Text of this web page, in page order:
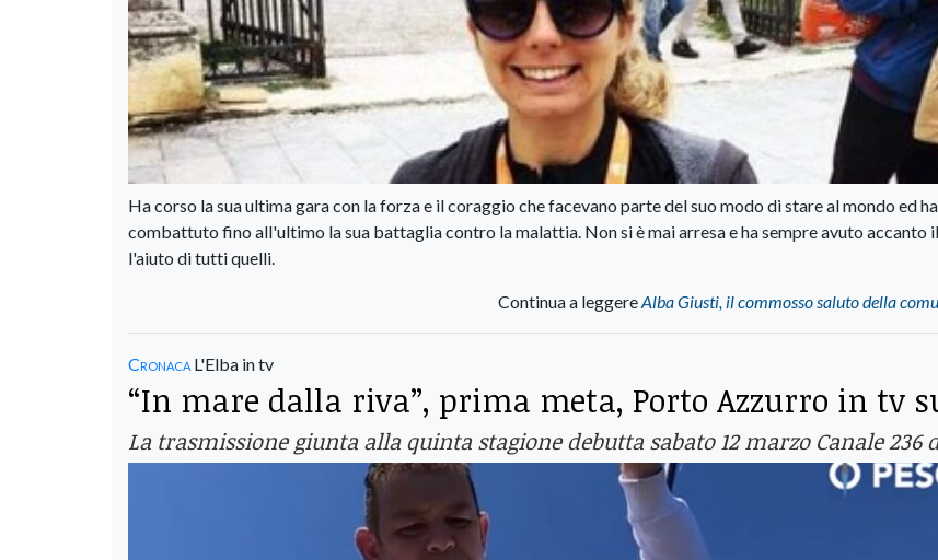
Ha corso la sua ultima gara con la forza e il coraggio che facevano parte del suo modo di stare al mondo ed ha
combattuto fino all'ultimo la sua battaglia contro la malattia. Non si è mai arresa e ha sempre avuto accanto
l'aiuto di tutti quelli.
Continua a leggereAlba Giusti, il commosso saluto della
Cronaca L'Elba in tv
“In mare dalla riva”, prima meta, Porto Azzurro in tv
La trasmissione giunta alla quinta stagione debutta sabato 12 marzo Canale 236